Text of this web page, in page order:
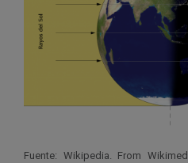
Fuente: Wikipedia. From